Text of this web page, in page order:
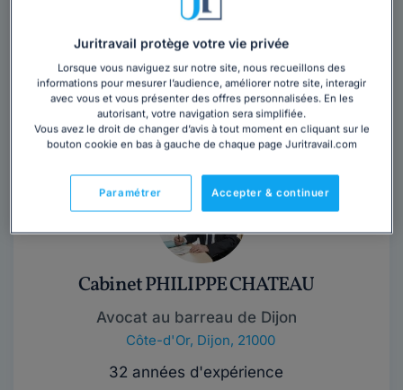
Contacter cet avocat
Me Emeline Bachy, associé fondateur du cabinet 42
Avocats, assiste et conseille les dirigeants de société
et les actionnaires dans le cadre...Lire la suite
Cabinet PHILIPPE CHATEAU
Avocat au barreau de Dijon
Côte-d'Or, Dijon, 21000
32 années d'expérience
Juritravail protège votre vie privée
Lorsque vous naviguez sur notre site, nous recueillons des
informations pour mesurer l’audience, améliorer notre site, interagir
avec vous et vous présenter des offres personnalisées. En les
autorisant, votre navigation sera simplifiée.
Vous avez le droit de changer d’avis à tout moment en cliquant sur le
bouton cookie en bas à gauche de chaque page Juritravail.com
Accepter & continuer
Paramétrer